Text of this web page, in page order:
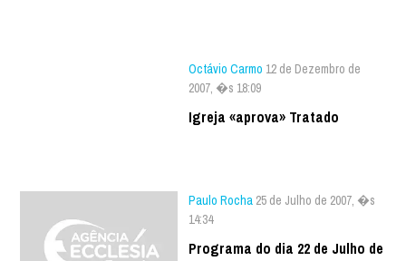
Octávio Carmo 12 de Dezembro de
2007, �s 18:09
Igreja «aprova» Tratado
Paulo Rocha 25 de Julho de 2007, �s
14:34
Programa do dia 22 de Julho de